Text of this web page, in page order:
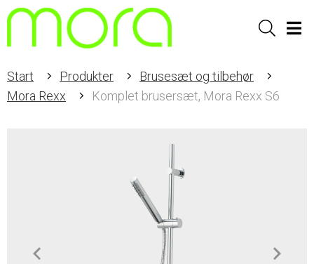
Sök
Start Produkter
Brusesæt og tilbehør
Mora Rexx
Komplet brusersæt, Mora Rexx S6